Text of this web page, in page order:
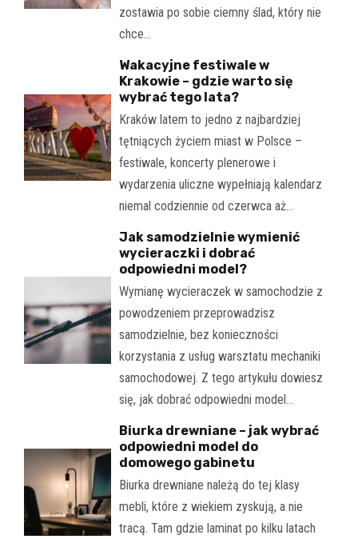
zostawia po sobie ciemny ślad, który nie
chce…
Wakacyjne festiwale w
Krakowie – gdzie warto się
wybrać tego lata?
Kraków latem to jedno z najbardziej
tętniących życiem miast w Polsce –
festiwale, koncerty plenerowe i
wydarzenia uliczne wypełniają kalendarz
niemal codziennie od czerwca aż…
Jak samodzielnie wymienić
wycieraczki i dobrać
odpowiedni model?
Wymianę wycieraczek w samochodzie z
powodzeniem przeprowadzisz
samodzielnie, bez konieczności
korzystania z usług warsztatu mechaniki
samochodowej. Z tego artykułu dowiesz
się, jak dobrać odpowiedni model…
Biurka drewniane – jak wybrać
odpowiedni model do
domowego gabinetu
Biurka drewniane należą do tej klasy
mebli, które z wiekiem zyskują, a nie
tracą. Tam gdzie laminat po kilku latach